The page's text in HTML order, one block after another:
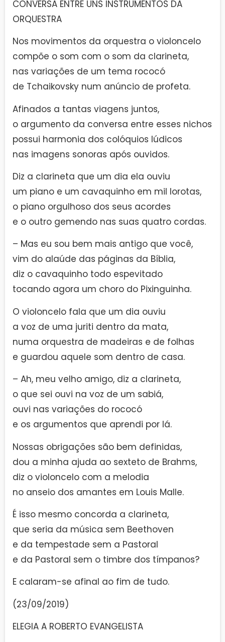
CONVERSA ENTRE UNS INSTRUMENTOS DA
ORQUESTRA
Nos movimentos da orquestra o violoncelo
compõe o som com o som da clarineta,
nas variações de um tema rococó
de Tchaikovsky num anúncio de profeta.
Afinados a tantas viagens juntos,
o argumento da conversa entre esses nichos
possui harmonia dos colóquios lúdicos
nas imagens sonoras após ouvidos.
Diz a clarineta que um dia ela ouviu
um piano e um cavaquinho em mil lorotas,
o piano orgulhoso dos seus acordes
e o outro gemendo nas suas quatro cordas.
– Mas eu sou bem mais antigo que você,
vim do alaúde das páginas da Bíblia,
diz o cavaquinho todo espevitado
tocando agora um choro do Pixinguinha.
O violoncelo fala que um dia ouviu
a voz de uma juriti dentro da mata,
numa orquestra de madeiras e de folhas
e guardou aquele som dentro de casa.
– Ah, meu velho amigo, diz a clarineta,
o que sei ouvi na voz de um sabiá,
ouvi nas variações do rococó
e os argumentos que aprendi por lá.
Nossas obrigações são bem definidas,
dou a minha ajuda ao sexteto de Brahms,
diz o violoncelo com a melodia
no anseio dos amantes em Louis Malle.
É isso mesmo concorda a clarineta,
que seria da música sem Beethoven
e da tempestade sem a Pastoral
e da Pastoral sem o timbre dos tímpanos?
E calaram-se afinal ao fim de tudo.
(23/09/2019)
ELEGIA A ROBERTO EVANGELISTA